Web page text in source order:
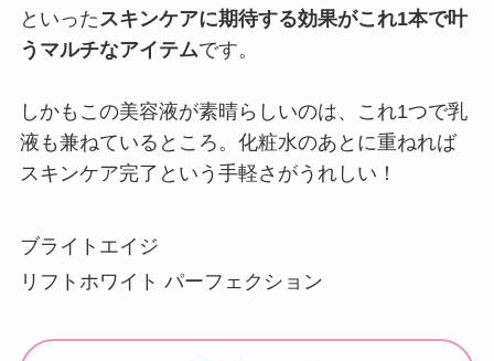
といったスキンケアに期待する効果がこれ1本で叶
うマルチなアイテムです。
しかもこの美容液が素晴らしいのは、これ1つで乳
液も兼ねているところ。化粧水のあとに重ねれば
スキンケア完了という手軽さがうれしい！
ブライトエイジ
リフトホワイト パーフェクション